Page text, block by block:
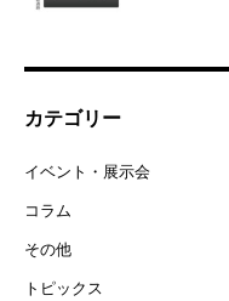
カテゴリー
イベント・展示会
コラム
その他
トピックス